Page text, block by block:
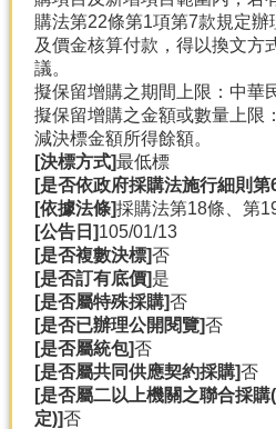
導
覽
分
類
檢
購法第22條第1項第7款規定
及價金核算付款，得以換文方
議。
擬保留增購之期間上限：中華
擬保留增購之金額或數量上限
減決標金額所得餘額。
[決標方式]最低標
[是否依政府採購法施行細則第
[依據法條]採購法第18條、第
[公告日]105/01/13
[是否複數決標]否
[是否訂有底價]是
[是否屬特殊採購]否
[是否已辦理公開閱覽]否
[是否屬統包]否
[是否屬共同供應契約採購]否
[是否屬二以上機關之聯合採
定)]否